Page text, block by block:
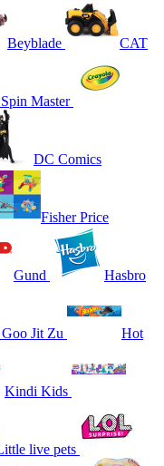
Beyblade CAT
Master
DC Comics
Fisher Price
Gund Hasbro
Jit Zu Hot
Kindi Kids
live pets